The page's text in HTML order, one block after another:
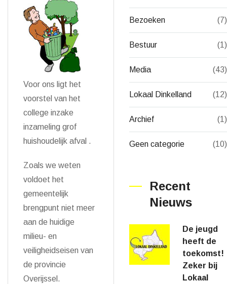
Voor ons ligt het
voorstel van het
college inzake
inzameling grof
huishoudelijk afval .
Zoals we weten
voldoet het
gemeentelijk
brengpunt niet meer
aan de huidige
milieu- en
veiligheidseisen van
de provincie
Overijssel.
Bezoeken (7)
Bestuur (1)
Media (43)
Lokaal Dinkelland (12)
Archief (1)
Geen categorie (10)
Recent
Nieuws
De jeugd
heeft de
toekomst!
Zeker bij
Lokaal